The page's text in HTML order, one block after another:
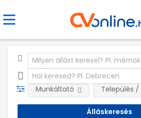
Munkáltató Település /